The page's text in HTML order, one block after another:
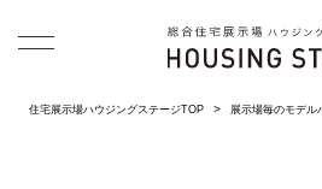
住宅展示場ハウジングステージTOP 展示場毎のモデル